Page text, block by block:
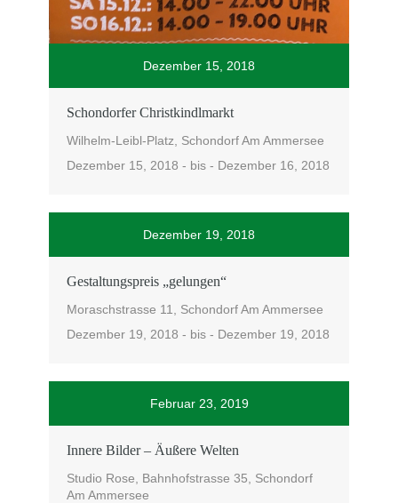
Dezember 15, 2018
Schondorfer Christkindlmarkt
Wilhelm-Leibl-Platz, Schondorf Am Ammersee
Dezember 15, 2018 - bis - Dezember 16, 2018
Dezember 19, 2018
Gestaltungspreis „gelungen“
Moraschstrasse 11, Schondorf Am Ammersee
Dezember 19, 2018 - bis - Dezember 19, 2018
Februar 23, 2019
Innere Bilder – Äußere Welten
Studio Rose, Bahnhofstrasse 35, Schondorf
Am Ammersee